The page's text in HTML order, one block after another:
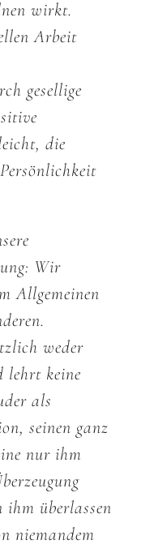
wirkt.
Arbeit
gesellige
die
Wir
Allgemeinen
weder
lehrt keine
als
seinen ganz
nur ihm
ihm überlassen
niemandem